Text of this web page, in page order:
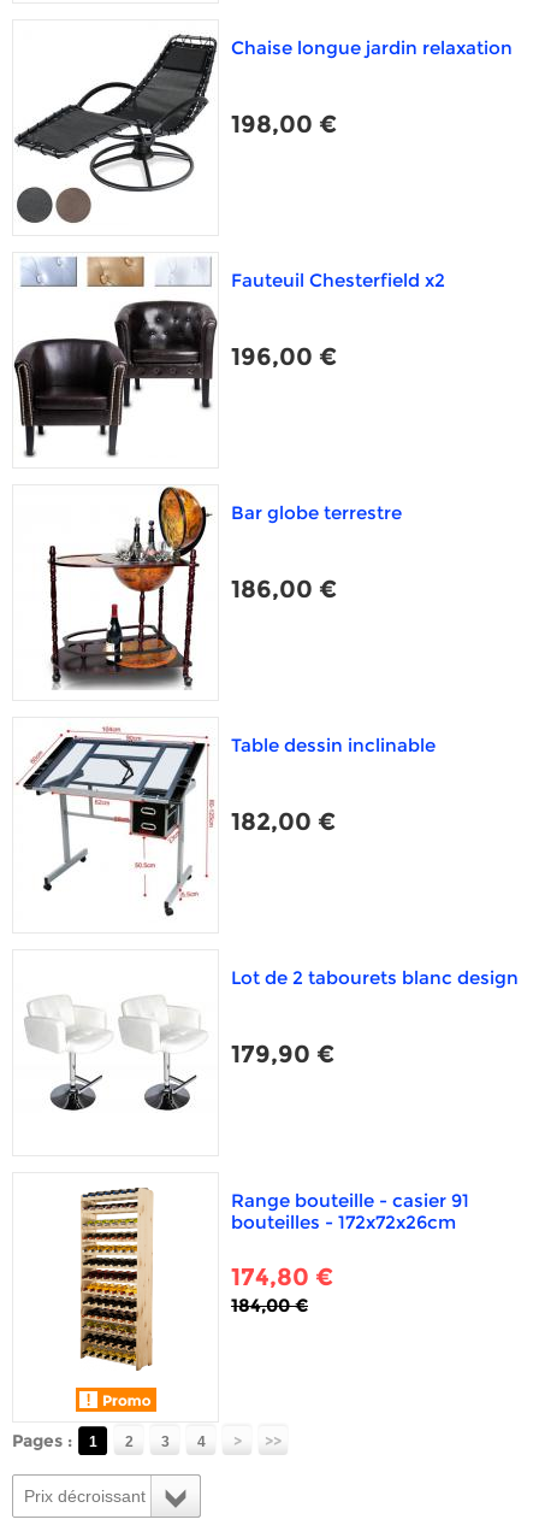
Chaise longue jardin relaxation
198,00 €
Fauteuil Chesterfield x2
196,00 €
Bar globe terrestre
186,00 €
Table dessin inclinable
182,00 €
Lot de 2 tabourets blanc design
179,90 €
Range bouteille - casier 91
bouteilles - 172x72x26cm
174,80 €
184,00 €
Pages : 1 2 3 4 > >>
Prix décroissant